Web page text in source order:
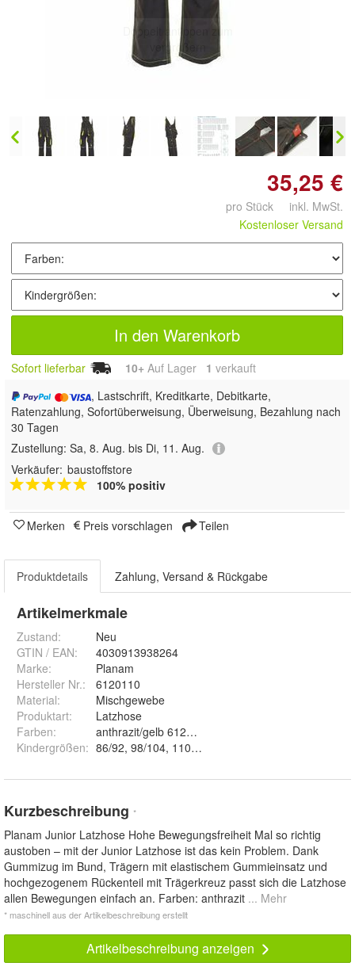
Doppelt antippen zum
vergrößern
35,25 €
pro Stück inkl. MwSt.
Kostenloser Versand
In den Warenkorb
Sofort lieferbar 10+ Auf Lager 1 verkauft
, Lastschrift, Kreditkarte, Debitkarte,
Ratenzahlung, Sofortüberweisung, Überweisung, Bezahlung nach
30 Tagen
Zustellung: Sa, 8. Aug. bis Di, 11. Aug.
Verkäufer: baustoffstore
100% positiv
Merken Preis vorschlagen Teilen
Produktdetails Zahlung, Versand & Rückgabe
Artikelmerkmale
Zustand:
Neu
GTIN / EAN:
4030913938264
Marke:
Planam
Hersteller Nr.:
6120110
Material:
Mischgewebe
Produktart:
Latzhose
Farben:
Kindergrößen:
Kurzbeschreibung *
Planam Junior Latzhose Hohe Bewegungsfreiheit Mal so richtig
austoben – mit der Junior Latzhose ist das kein Problem. Dank
Gummizug im Bund, Trägern mit elastischem Gummieinsatz und
hochgezogenem Rückenteil mit Trägerkreuz passt sich die Latzhose
allen Bewegungen einfach an. Farben: anthrazit ... Mehr
* maschinell aus der Artikelbeschreibung erstellt
Artikelbeschreibung anzeigen